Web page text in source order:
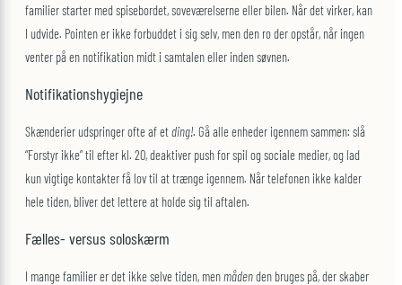
familier starter med spisebordet, soveværelserne eller bilen. Når det virker, kan
I udvide. Pointen er ikke forbuddet i sig selv, men den ro der opstår, når ingen
venter på en notifikation midt i samtalen eller inden søvnen.
Notifikationshygiejne
Skænderier udspringer ofte af etding!. Gå alle enheder igennem sammen: slå
“Forstyr ikke” til efter kl. 20, deaktiver push for spil og sociale medier, og lad
kun vigtige kontakter få lov til at trænge igennem. Når telefonen ikke kalder
hele tiden, bliver det lettere at holde sig til aftalen.
Fælles- versus soloskærm
I mange familier er det ikke selve tiden, menmådenden bruges på, der skaber